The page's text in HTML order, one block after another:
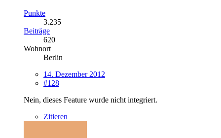
Punkte
3.235
Beiträge
620
Wohnort
Berlin
14. Dezember 2012
#128
Nein, dieses Feature wurde nicht integriert.
Zitieren